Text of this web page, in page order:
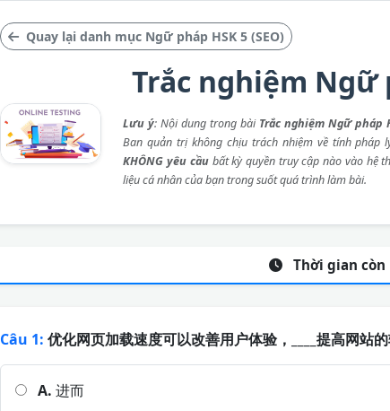
Quay lại danh mục Ngữ pháp HSK 5 (SEO)
Trắc nghiệm Ngữ
Lưu ý: Nội dung trong bài Trắc nghiệm Ngữ pháp
Ban quản trị không chịu trách nhiệm về tính pháp
KHÔNG yêu cầubất kỳ quyền truy cập nào vào hệ
liệu cá nhân của bạn trong suốt quá trình làm bài.
Thời gian còn
Câu 1: 优化网页加载速度可以改善用户体验，____提高网站的
A. 进而